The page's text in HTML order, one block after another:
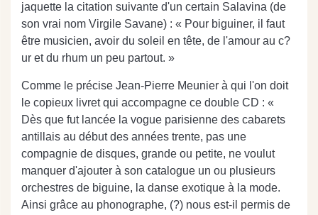
jaquette la citation suivante d'un certain Salavina (de
son vrai nom Virgile Savane) : « Pour biguiner, il faut
être musicien, avoir du soleil en tête, de l'amour au c?
ur et du rhum un peu partout. »
Comme le précise Jean-Pierre Meunier à qui l'on doit
le copieux livret qui accompagne ce double CD : «
Dès que fut lancée la vogue parisienne des cabarets
antillais au début des années trente, pas une
compagnie de disques, grande ou petite, ne voulut
manquer d'ajouter à son catalogue un ou plusieurs
orchestres de biguine, la danse exotique à la mode.
Ainsi grâce au phonographe, (?) nous est-il permis de